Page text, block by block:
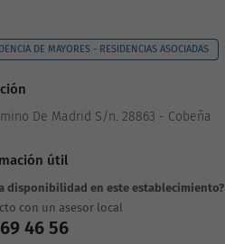
DE MAYORES - RESIDENCIAS ASOCIADAS
De Madrid S/n. 28863 - Cobeña
útil
disponibilidad en este establecimiento?
con un asesor local
46 56